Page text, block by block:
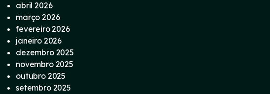
abril 2026
março 2026
fevereiro 2026
janeiro 2026
dezembro 2025
novembro 2025
outubro 2025
setembro 2025